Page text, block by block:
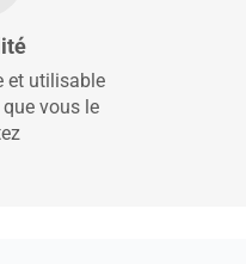
et utilisable
vous le